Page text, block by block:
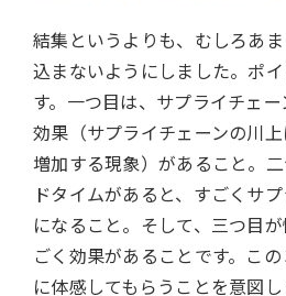
結集というよりも、むしろあ
込まないようにしました。ポ
す。一つ目は、サプライチェ
効果（サプライチェーンの川
増加する現象）があること。
ドタイムがあると、すごくサ
になること。そして、三つ目
ごく効果があることです。こ
に体感してもらうことを意図し